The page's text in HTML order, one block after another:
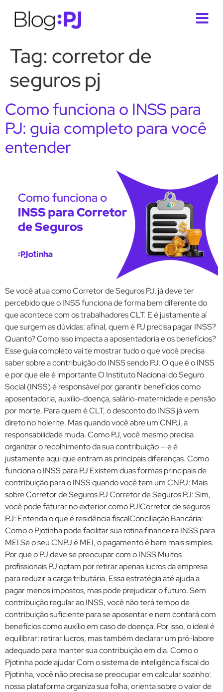
Tag: corretor de
seguros pj
Como funciona o INSS para
PJ: guia completo para você
entender
Se você atua como Corretor de Seguros PJ, já deve ter
percebido que o INSS funciona de forma bem diferente do
que acontece com os trabalhadores CLT. E é justamente aí
que surgem as dúvidas: afinal, quem é PJ precisa pagar INSS?
Quanto? Como isso impacta a aposentadoria e os benefícios?
Esse guia completo vai te mostrar tudo o que você precisa
saber sobre a contribuição do INSS sendo PJ. O que é o INSS
e por que ele é importante O Instituto Nacional do Seguro
Social (INSS) é responsável por garantir benefícios como
aposentadoria, auxílio-doença, salário-maternidade e pensão
por morte. Para quem é CLT, o desconto do INSS já vem
direto no holerite. Mas quando você abre um CNPJ, a
responsabilidade muda. Como PJ, você mesmo precisa
organizar o recolhimento da sua contribuição — e é
justamente aqui que entram as principais diferenças. Como
funciona o INSS para PJ Existem duas formas principais de
contribuição para o INSS quando você tem um CNPJ: Mais
sobre Corretor de Seguros PJ Corretor de Seguros PJ: Sim,
você pode faturar no exterior como PJ!Corretor de seguros
PJ: Entenda o que é residência fiscalConciliação Bancária:
Como o Pjotinha pode facilitar sua rotina financeira INSS para
MEI Se o seu CNPJ é MEI, o pagamento é bem mais simples.
Por que o PJ deve se preocupar com o INSS Muitos
profissionais PJ optam por retirar apenas lucros da empresa
para reduzir a carga tributária. Essa estratégia até ajuda a
pagar menos impostos, mas pode prejudicar o futuro. Sem
contribuição regular ao INSS, você não terá tempo de
contribuição suficiente para se aposentar e nem contará com
benefícios como auxílio em caso de doença. Por isso, o ideal é
equilibrar: retirar lucros, mas também declarar um pró-labore
adequado para manter sua contribuição em dia. Como o
Pjotinha pode ajudar Com o sistema de inteligência fiscal do
Pjotinha, você não precisa se preocupar em calcular sozinho:
nossa plataforma organiza sua folha, orienta sobre o valor de